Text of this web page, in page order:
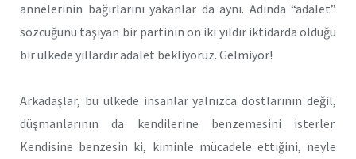
annelerinin bağırlarını yakanlar da aynı. Adında “adalet”
sözcüğünü taşıyan bir partinin on iki yıldır iktidarda olduğu
bir ülkede yıllardır adalet bekliyoruz. Gelmiyor!
Arkadaşlar, bu ülkede insanlar yalnızca dostlarının değil,
düşmanlarının da kendilerine benzemesini isterler.
Kendisine benzesin ki, kiminle mücadele ettiğini, neyle